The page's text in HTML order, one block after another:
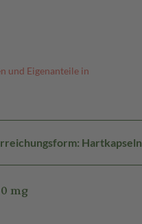
und Eigenanteile in
Hartkapseln
mg